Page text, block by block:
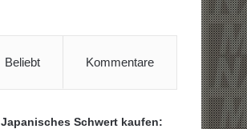
Beliebt Kommentare
Japanisches Schwert kaufen: